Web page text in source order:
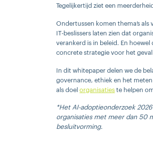
Tegelijkertijd ziet een
Ondertussen komen thema’s
IT-beslissers laten zien dat
verankerd is in beleid. En
concrete strategie voor het
In dit whitepaper delen we de
governance, ethiek en het
als doelorganisaties te helpen
*Het AI-adoptieonderzoek
organisaties met meer dan 50
besluitvorming.